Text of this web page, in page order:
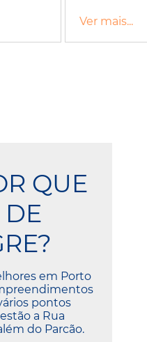
Ver mais...
QUE
DE
em Porto
pontos
a Rua
do Parcão.